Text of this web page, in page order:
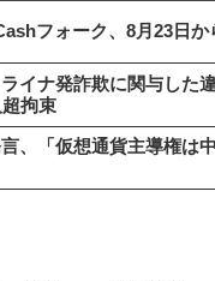
フォーク、8月23日
イナ発詐欺に関与した
拘束
、「仮想通貨主導権は